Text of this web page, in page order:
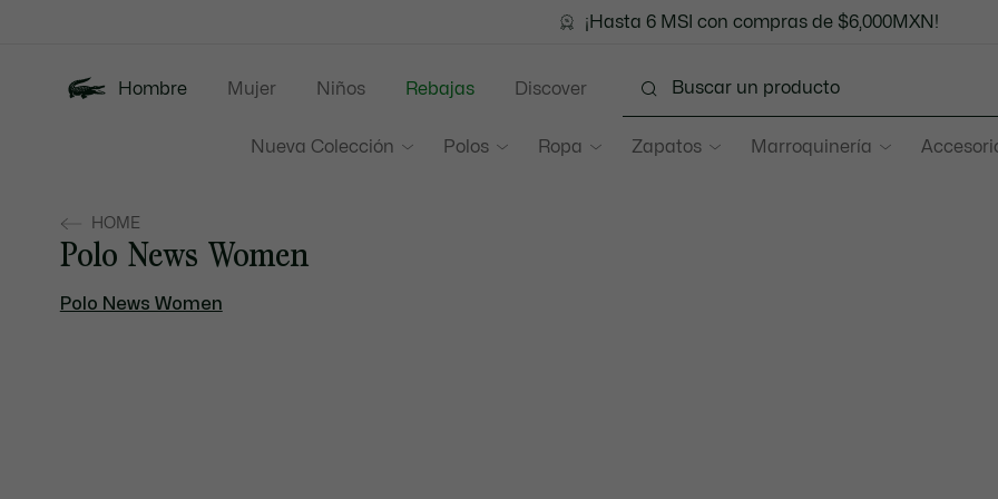
¡Hasta 6 MSI con compras de $6,000MXN!
Hombre
Nueva Colección Polos Ropa Zapatos Marroquinería
Mujer Niños Rebajas Discover
HOME
Polo News Women
Polo News Women